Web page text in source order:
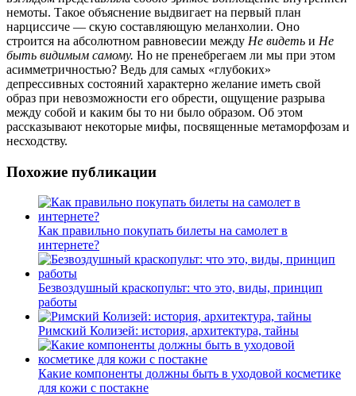
немоты. Такое объяснение выдвигает на первый план
нарциссиче — скую составляющую меланхолии. Оно
строится на абсолютном равновесии между Не видеть и Не
быть видимым самому. Но не пренебрегаем ли мы при этом
асимметричностью? Ведь для самых «глубоких»
депрессивных состояний характерно желание иметь свой
образ при невозможности его обрести, ощущение разрыва
между собой и каким бы то ни было образом. Об этом
рассказывают некоторые мифы, посвященные метаморфозам и
несходству.
Похожие публикации
Как правильно покупать билеты на самолет в
интернете?
Безвоздушный краскопульт: что это, виды, принцип
работы
Римский Колизей: история, архитектура, тайны
Какие компоненты должны быть в уходовой косметике
для кожи с постакне